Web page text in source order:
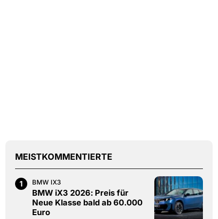
MEISTKOMMENTIERTE
1 BMW IX3
BMW iX3 2026: Preis für
Neue Klasse bald ab 60.000
Euro